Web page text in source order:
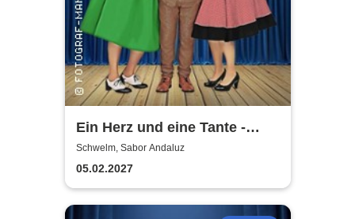
Ein Herz und eine Tante -
Dinner-Komödie
Schwelm, Sabor Andaluz
05.02.2027